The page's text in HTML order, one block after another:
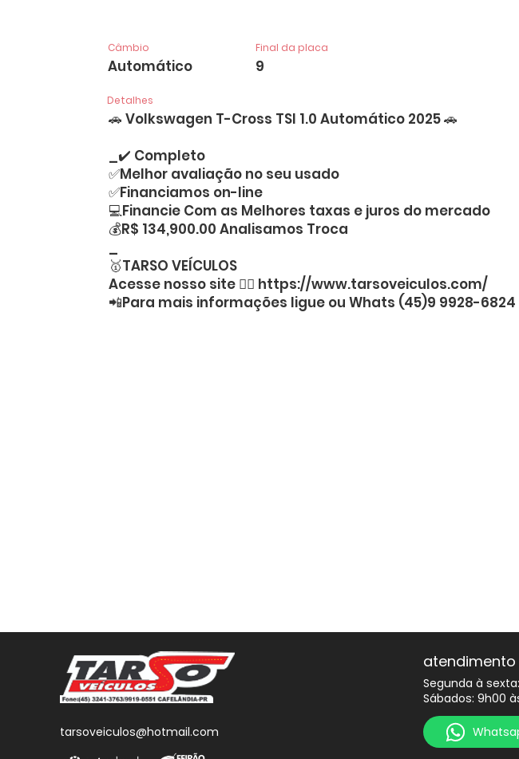
Câmbio
Automático
Final da placa
9
Detalhes
🚗 Volkswagen T-Cross TSI 1.0 Automático 2025 🚗
_✔️ Completo
✅Melhor avaliação no seu usado
✅Financiamos on-line
💻Financie Com as Melhores taxas e juros do mercado
💰R$ 134,900.00 Analisamos Troca
_
🥇TARSO VEÍCULOS
Acesse nosso site 👉🏻 https://www.tarsoveiculos.com/
📲Para mais informações ligue ou Whats (45)9 9928-6824
tarsoveiculos@hotmail.com
atendimento
Segunda à
Sábados: 9h00